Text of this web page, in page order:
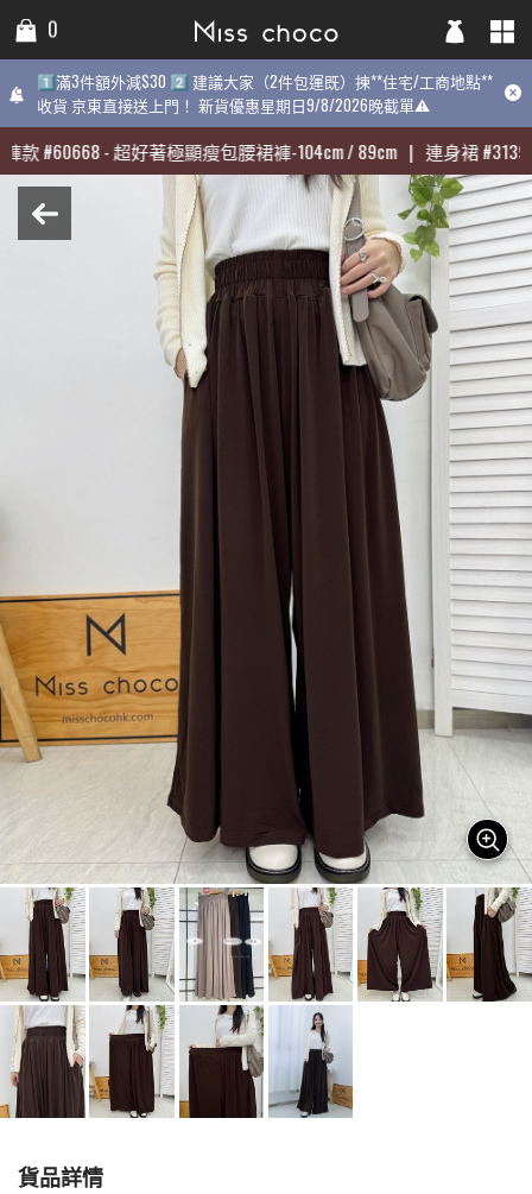
0
1️⃣滿3件額外減$30 2️⃣ 建議大家（2件包運既）揀**住宅/工商地點**
收貨 京東直接送上門！ 新貨優惠星期日9/8/2026晚截單⚠️
款#60668-超好著極顯瘦包腰裙褲-104cm / 89cm | 連身裙#31398
0
1️⃣滿3件額外減$30 2️⃣ 建議大家（2件包運既）揀**住宅/工商地點**
收貨 京東直接送上門！ 新貨優惠星期日9/8/2026晚截單⚠️
款#60668-超好著極顯瘦包腰裙褲-104cm / 89cm | 連身裙#31398
1️⃣滿3件額外減$30 2️⃣ 建議大家（2件包運既）揀**住宅/工商地點**
9/8/2026晚截單⚠️
熱賣: 褲款#60668-超好著極顯瘦包腰裙褲-104cm / 89cm | 連身裙
貨品詳情